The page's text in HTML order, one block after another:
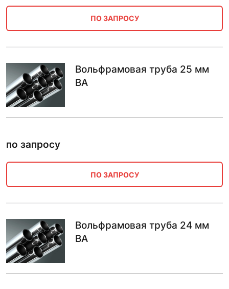
ПО ЗАПРОСУ
Вольфрамовая труба 25 мм
ВА
по запросу
ПО ЗАПРОСУ
Вольфрамовая труба 24 мм
ВА